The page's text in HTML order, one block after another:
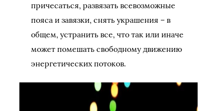
причесаться, развязать всевозможные
пояса и завязки, снять украшения – в
общем, устранить все, что так или иначе
может помешать свободному движению
энергетических потоков.